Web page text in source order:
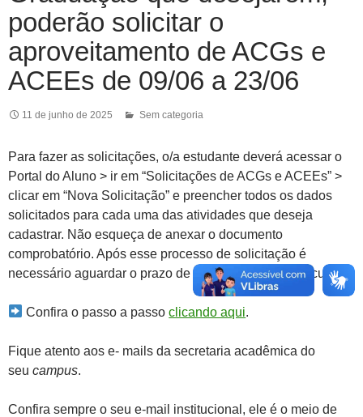
poderão solicitar o
aproveitamento de ACGs e
ACEEs de 09/06 a 23/06
11 de junho de 2025 Sem categoria
Para fazer as solicitações, o/a estudante deverá acessar o
Portal do Aluno > ir em “Solicitações de ACGs e ACEEs” >
clicar em “Nova Solicitação” e preencher todos os dados
solicitados para cada uma das atividades que deseja
cadastrar. Não esqueça de anexar o documento
comprobatório. Após esse processo de solicitação é
necessário aguardar o prazo de análise por parte do curso.
Confira o passo a passoclicando aqui.
Fique atento aos e- mails da secretaria acadêmica do
seu campus.
Confira sempre o seu e-mail institucional, ele é o meio de